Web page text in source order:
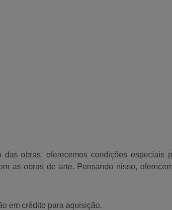
obras, oferecemos condições especiais
as obras de arte. Pensando nisso,
em crédito para aquisição.